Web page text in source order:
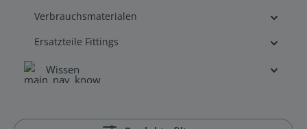
Verbrauchsmaterialen
Ersatzteile Fittings
Wissen